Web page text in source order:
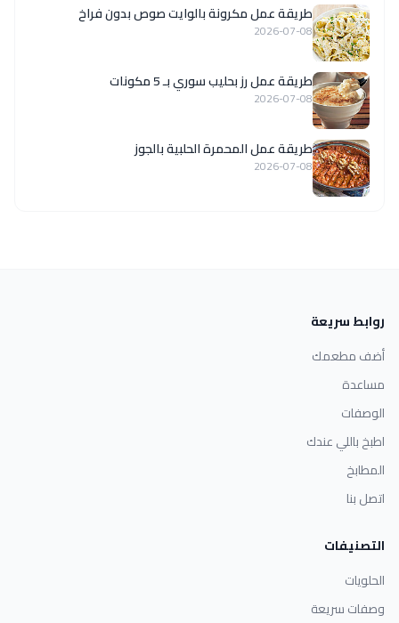
طريقة عمل مكرونة بالوايت صوص بدون فراخ
2026-07-08
طريقة عمل رز بحليب سوري بـ 5 مكونات
2026-07-08
طريقة عمل المحمرة الحلبية بالجوز
2026-07-08
روابط سريعة
أضف مطعمك
مساعدة
الوصفات
اطبخ باللي عندك
المطابخ
اتصل بنا
التصنيفات
الحلويات
وصفات سريعة